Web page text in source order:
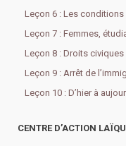
Leçon 6 : Les conditions
Leçon 7 : Femmes,
Leçon 8 : Droits
Leçon 9 : Arrêt de
Leçon 10 : D’hier à
CENTRE D’ACTION